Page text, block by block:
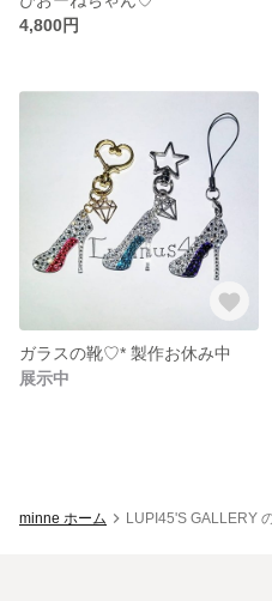
4,800円
ガラスの靴♡* 製作お休み中
展示中
minne ホーム LUPI45'S GALLERY